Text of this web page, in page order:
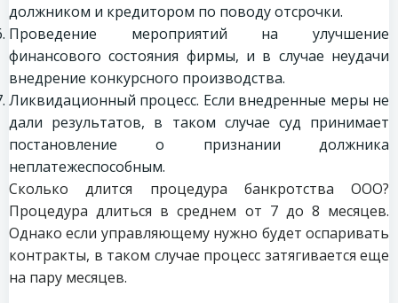
должником и кредитором по поводу отсрочки.
Проведение мероприятий на улучшение
финансового состояния фирмы, и в случае неудачи
внедрение конкурсного производства.
Ликвидационный процесс. Если внедренные меры не
дали результатов, в таком случае суд принимает
постановление о признании должника
неплатежеспособным.
Сколько длится процедура банкротства ООО?
Процедура длиться в среднем от 7 до 8 месяцев.
Однако если управляющему нужно будет оспаривать
контракты, в таком случае процесс затягивается еще
на пару месяцев.